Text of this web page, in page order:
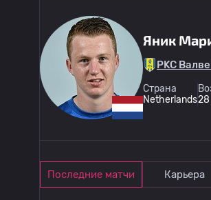
Яник
РKC
Страна
Netherlands28
Последние матчи Карьера